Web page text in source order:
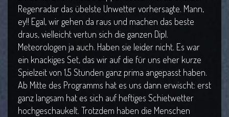
Regenradar das übelste Unwetter vorhersagte. Mann,
ey!! Egal, wir gehen da raus und machen das beste
draus, vielleicht vertun sich die ganzen Dipl.
Meteorologen ja auch. Haben sie leider nicht. Es war
ein knackiges Set, das wir auf die für uns eher kurze
Spielzeit von 1,5 Stunden ganz prima angepasst haben.
Ab Mitte des Programms hat es uns dann erwischt: erst
ganz langsam hat es sich auf heftiges Schietwetter
hochgeschaukelt. Trotzdem haben die Menschen